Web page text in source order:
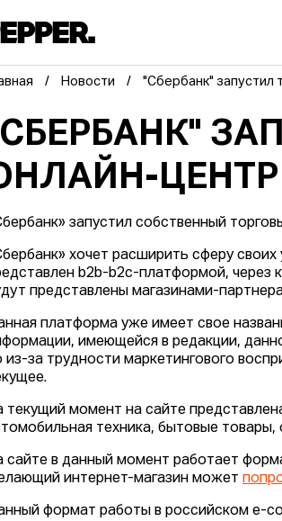
Новости "Сбербанк" запустил
ЦЕНТР
запустил собственный
хочет расширить сферу
b2b-b2c-платформой,
представлены магазинами-
платформа уже имеет свое
имеющейся в редакции,
из-за трудности маркетингового
текущий момент на сайте
техника, бытовые товары,
сайте в данный момент работает
интернет-магазин может
формат работы в российском e-